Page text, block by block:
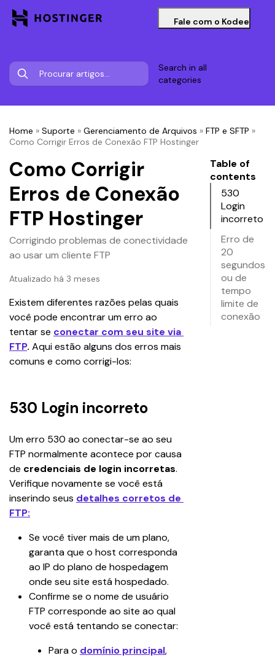
Fale com o Kodee
Search in all
categories
Home » Suporte » Gerenciamento de Arquivos » FTP e SFTP »
Como Corrigir Erros de Conexão FTP Hostinger
Como Corrigir
Erros de Conexão
FTP Hostinger
Corrigindo problemas de conectividade
ao usar um cliente FTP
Atualizado há 3 meses
Existem diferentes razões pelas quais
você pode encontrar um erro ao
tentar se conectar com seu site via
FTP. Aqui estão alguns dos erros mais
comuns e como corrigi-los:
530 Login incorreto
Um erro 530 ao conectar-se ao seu
FTP normalmente acontece por causa
de credenciais de login incorretas.
Verifique novamente se você está
inserindo seus detalhes corretos de
FTP:
Se você tiver mais de um plano,
garanta que o host corresponda
ao IP do plano de hospedagem
onde seu site está hospedado.
Confirme se o nome de usuário
FTP corresponde ao site ao qual
você está tentando se conectar:
Para o domínio principal,
Table of
contents
530
Login
incorreto
Erro de
20
segundos
ou de
tempo
limite de
conexão